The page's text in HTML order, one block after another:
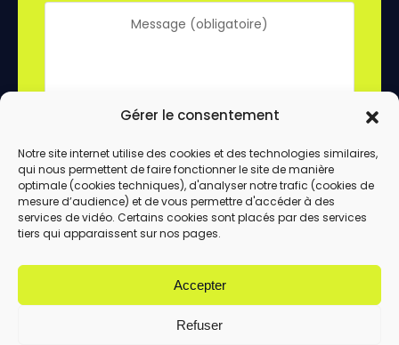
Gérer le consentement
Notre site internet utilise des cookies et des technologies similaires,
qui nous permettent de faire fonctionner le site de manière
optimale (cookies techniques), d'analyser notre trafic (cookies de
mesure d’audience) et de vous permettre d'accéder à des
services de vidéo. Certains cookies sont placés par des services
tiers qui apparaissent sur nos pages.
Accepter
Refuser
En utilisant ce formulaire, vous acceptez le
stockage et le traitement de vos données
par ce site.